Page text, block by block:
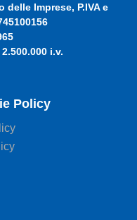
Imprese, P.IVA e
i.v.
Policy